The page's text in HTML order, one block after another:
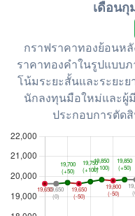
เดือนกุ
กราฟราคาทองย้อนหลั
ราคาทองคำในรูปแบบภ
โน้มระยะสั้นและระยะย
นักลงทุนมือใหม่และผู้
ประกอบการตัด